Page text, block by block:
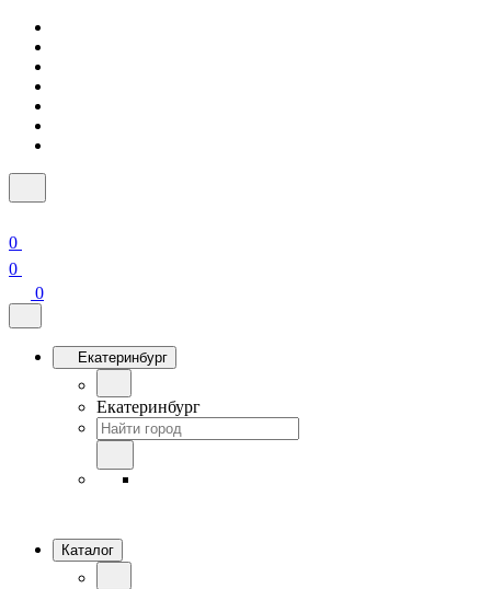
0
0
0
Екатеринбург
Екатеринбург
Каталог